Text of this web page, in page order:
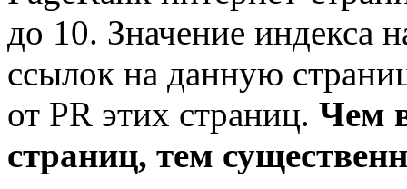
до 10. Значение индекса
ссылок на данную
от PR этих страниц. Чем
страниц, тем